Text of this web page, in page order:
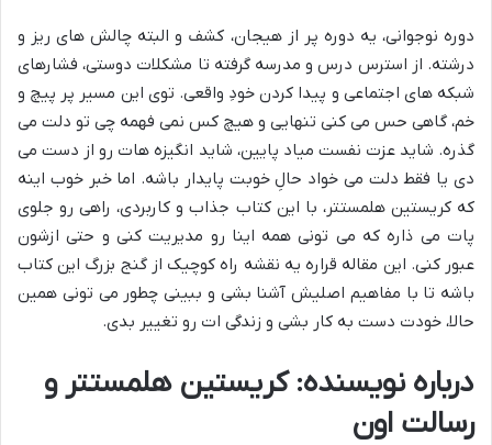
دوره نوجوانی، یه دوره پر از هیجان، کشف و البته چالش های ریز و
درشته. از استرس درس و مدرسه گرفته تا مشکلات دوستی، فشارهای
شبکه های اجتماعی و پیدا کردن خودِ واقعی. توی این مسیر پر پیچ و
خم، گاهی حس می کنی تنهایی و هیچ کس نمی فهمه چی تو دلت می
گذره. شاید عزت نفست میاد پایین، شاید انگیزه هات رو از دست می
دی یا فقط دلت می خواد حالِ خوبت پایدار باشه. اما خبر خوب اینه
که کریستین هلمستتر، با این کتاب جذاب و کاربردی، راهی رو جلوی
پات می ذاره که می تونی همه اینا رو مدیریت کنی و حتی ازشون
عبور کنی. این مقاله قراره یه نقشه راه کوچیک از گنج بزرگ این کتاب
باشه تا با مفاهیم اصلیش آشنا بشی و ببینی چطور می تونی همین
حالا، خودت دست به کار بشی و زندگی ات رو تغییر بدی.
درباره نویسنده: کریستین هلمستتر و
رسالت اون